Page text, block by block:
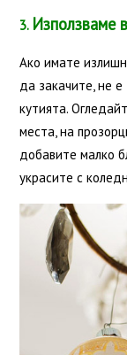
3. Използваме
Ако имате
да закачите, не
кутията.
места, на
добавите малко
украсите с